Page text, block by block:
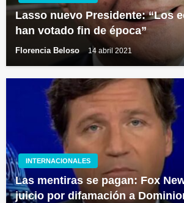
Lasso nuevo Presidente: “Los
han votado fin de época”
Florencia Beloso 14 abril 2021
INTERNACIONALES
Las mentiras se pagan: Fox
juicio por difamación a